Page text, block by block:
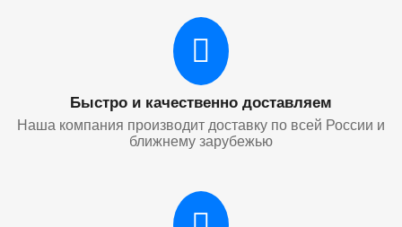
Быстро и качественно доставляем
Наша компания производит доставку по всей России и
ближнему зарубежью